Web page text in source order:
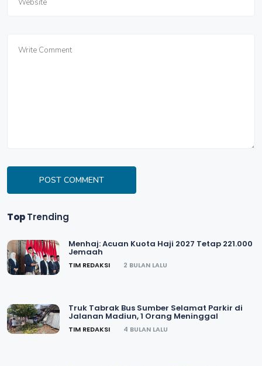
POST COMMENT
TopTrending
Menhaj: Acuan Kuota Haji 2027 Tetap 221.000
Jemaah
TIM REDAKSI 2 BULAN LALU
Truk Tabrak Bus Sumber Selamat Parkir di
Jalanan Madiun, 1 Orang Meninggal
TIM REDAKSI 4 BULAN LALU